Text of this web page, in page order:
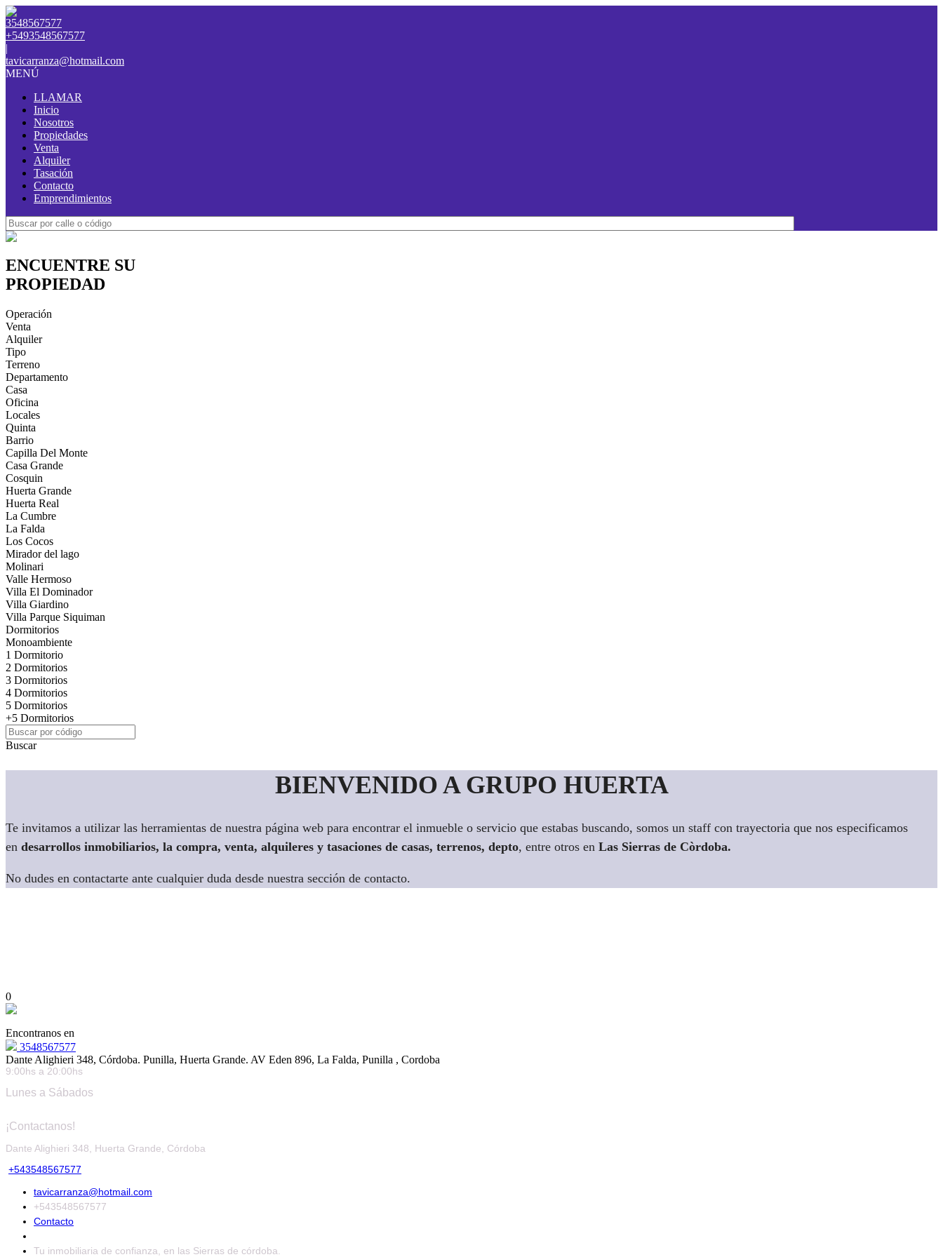
3548567577
+5493548567577
|
tavicarranza@hotmail.com
MENÚ
LLAMAR
Inicio
Nosotros
Propiedades
Venta
Alquiler
Tasación
Contacto
Emprendimientos
ENCUENTRE SU
PROPIEDAD
Operación
Venta
Alquiler
Tipo
Terreno
Departamento
Casa
Oficina
Locales
Quinta
Barrio
Capilla Del Monte
Casa Grande
Cosquin
Huerta Grande
Huerta Real
La Cumbre
La Falda
Los Cocos
Mirador del lago
Molinari
Valle Hermoso
Villa El Dominador
Villa Giardino
Villa Parque Siquiman
Dormitorios
Monoambiente
1 Dormitorio
2 Dormitorios
3 Dormitorios
4 Dormitorios
5 Dormitorios
+5 Dormitorios
Buscar
BIENVENIDO A GRUPO HUERTA
Te invitamos a utilizar las herramientas de nuestra página web para encontrar el inmueble o servicio que estabas buscando, somos un staff con trayectoria que nos especificamos
en desarrollos inmobiliarios, la compra, venta, alquileres y tasaciones de casas, terrenos, depto, entre otros en Las Sierras de Còrdoba.
No dudes en contactarte ante cualquier duda desde nuestra sección de contacto.
0
Encontranos en
3548567577
Dante Alighieri 348, Córdoba. Punilla, Huerta Grande. AV Eden 896, La Falda, Punilla , Cordoba
9:00hs a 20:00hs
Lunes a Sábados
¡Contactanos!
Dante Alighieri 348, Huerta Grande, Córdoba
+543548567577
tavicarranza@hotmail.com
+543548567577
Contacto
Tu inmobiliaria de confianza, en las Sierras de córdoba.